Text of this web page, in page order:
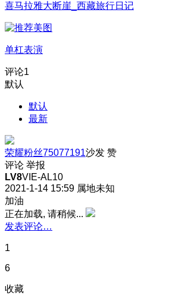
喜马拉雅大断崖_西藏旅行日记
单杠表演
评论1
默认
默认
最新
荣耀粉丝75077191沙发 赞
评论 举报
LV8VIE-AL10
2021-1-14 15:59 属地未知
加油
正在加载, 请稍候...
发表评论…
1
6
收藏